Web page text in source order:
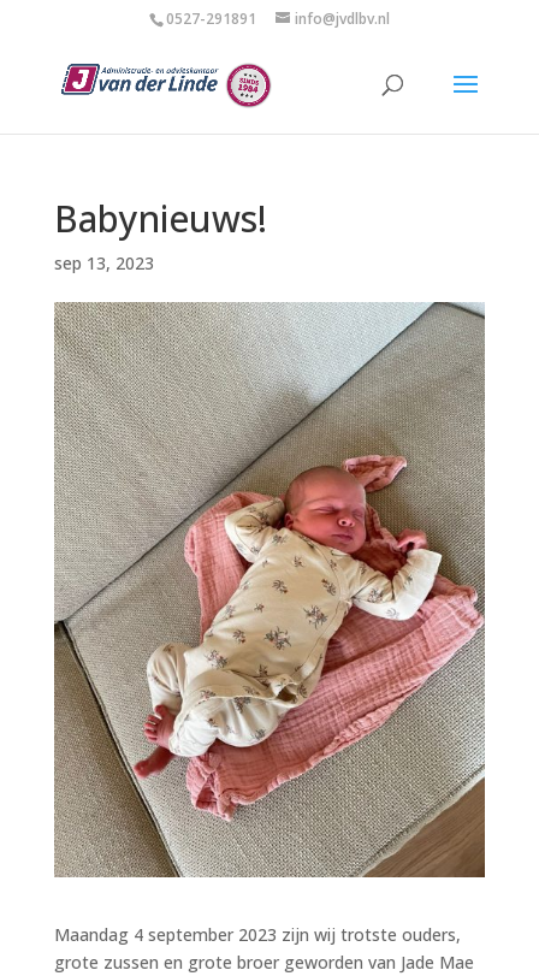
0527-291891 info@jvdlbv.nl
Babynieuws!
sep 13, 2023
Maandag 4 september 2023 zijn wij trotste ouders,
grote zussen en grote broer geworden van Jade Mae